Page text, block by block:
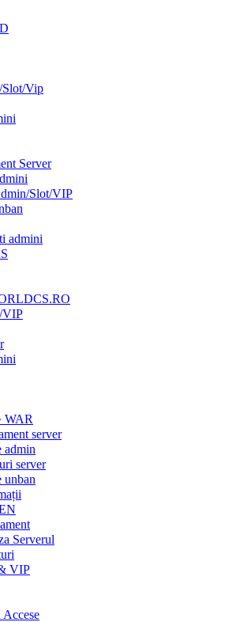
Vip
Server
Slot/VIP
admini
VIP
server
server
Serverul
VIP